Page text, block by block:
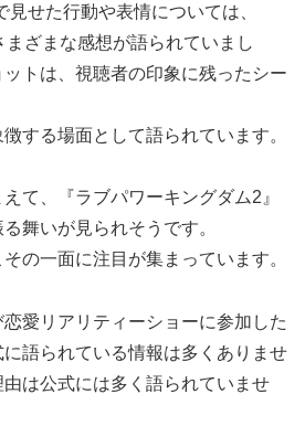
見せた行動や表情については、
ざまな感想が語られていまし
トは、視聴者の印象に残ったシー
する場面として語られています。
て、『ラブパワーキングダム2』
舞いが見られそうです。
の一面に注目が集まっています。
愛リアリティーショーに参加した
語られている情報は多くありませ
は公式には多く語られていませ